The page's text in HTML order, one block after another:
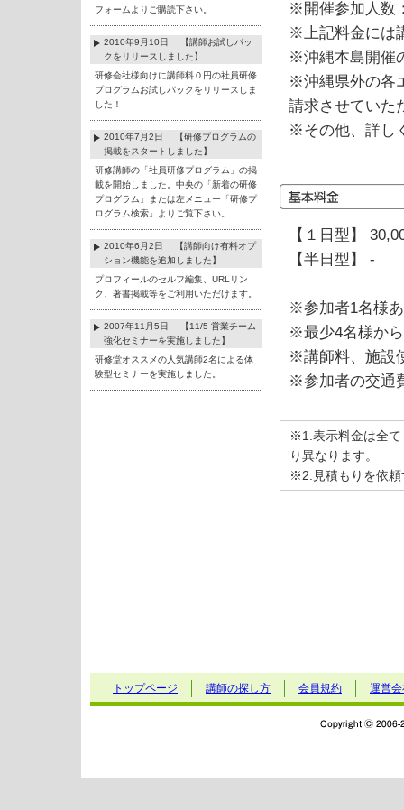
フォームよりご購読下さい。
2010年9月10日 【講師お試しパッ
クをリリースしました】
研修会社様向けに講師料０円の社員研修
プログラムお試しパックをリリースしま
した！
2010年7月2日 【研修プログラムの
掲載をスタートしました】
研修講師の「社員研修プログラム」の掲
載を開始しました。中央の「新着の研修
プログラム」または左メニュー「研修プ
ログラム検索」よりご覧下さい。
2010年6月2日 【講師向け有料オプ
ション機能を追加しました】
プロフィールのセルフ編集、URLリン
ク、著書掲載等をご利用いただけます。
2007年11月5日 【11/5 営業チーム
強化セミナーを実施しました】
研修堂オススメの人気講師2名による体
験型セミナーを実施しました。
※開催参加人数
※上記料金には
※沖縄本島開催
※沖縄県外の各
請求させていた
※その他、詳し
【１日型】
【半日型】 -
※参加者1名様
※最少4名様か
※講師料、施設
※参加者の交通
※1.表示料金は全て
り異なります。
※2.見積もりを依頼
トップページ 講師の探し方 会員規約 運営